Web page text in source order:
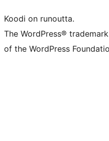
Koodi on runoutta.
The WordPress®
of the WordPress